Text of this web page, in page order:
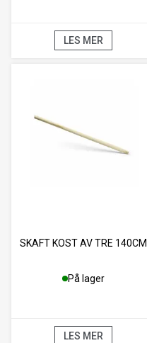
LES MER
SKAFT KOST AV TRE 140CM
På lager
LES MER